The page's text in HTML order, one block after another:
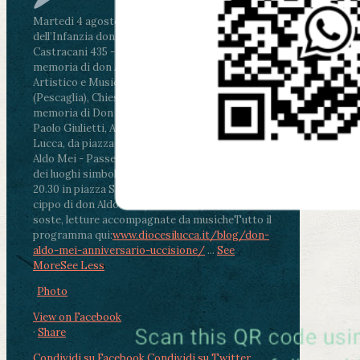
Martedì 4 agosto2026
ore 11:30 - Lucca, Scuola
dell’Infanzia don Aldo Mei - Viale Castruccio
Castracani 435 - Inaugurazione murales in
memoria di don Aldo Mei curato dal Liceo
Artistico e Musicale “Passaglia”
ore 18 - Fiano
(Pescaglia), Chiesa parrocchiale - Messa in
memoria di Don Aldo Mei celebrata da mons.
Paolo Giulietti, Arcivescovo di Lucca
ore 20.30 -
Lucca, da piazza San Michele al Cippo di don
Aldo Mei - Passeggiata della Memoria in alcuni
dei luoghi simbolo della città. Ritrovo alle ore
20.30 in piazza San Michele con conclusione al
cippo di don Aldo Mei (Porta Elisa). Durante le
soste, letture accompagnate da musicheTutto il
programma qui:www.diocesilucca.it/blog/don-
aldo-mei-anniversario-uccisione/ ... See
MoreSee Less
Photo
View on Facebook
· Share